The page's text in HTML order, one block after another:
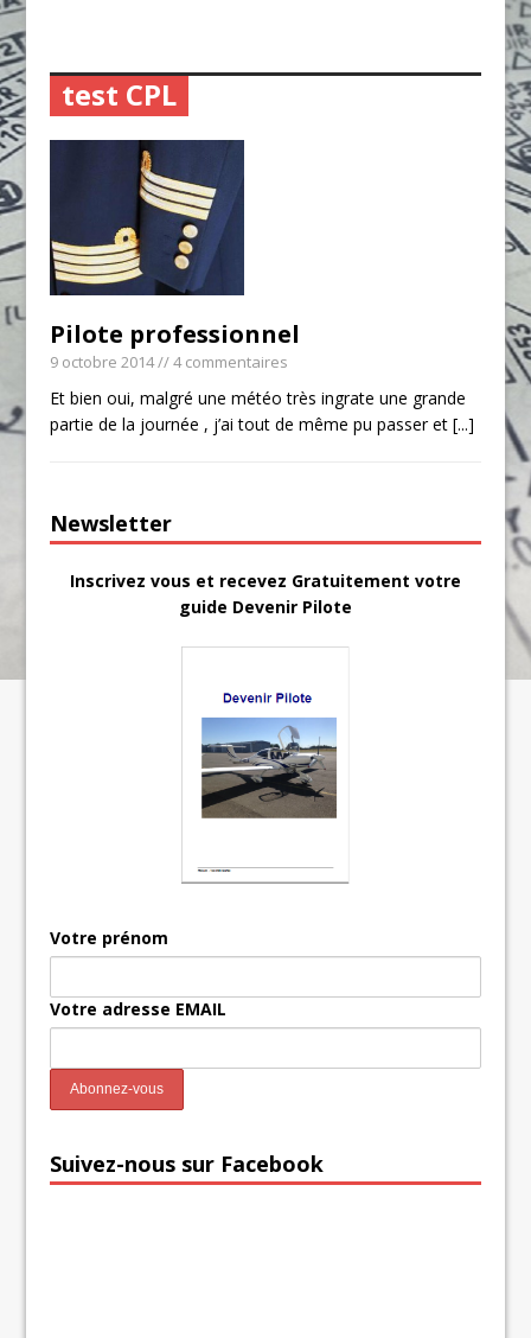
test CPL
Pilote professionnel
9 octobre 2014// 4 commentaires
Et bien oui, malgré une météo très ingrate une grande
partie de la journée , j’ai tout de même pu passer et[...]
Newsletter
Inscrivez vous et recevez Gratuitement votre
guide Devenir Pilote
Votre prénom
Votre adresse EMAIL
Suivez-nous sur Facebook